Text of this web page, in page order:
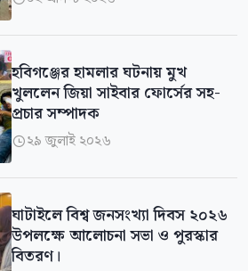
হবিগঞ্জের হামলার ঘটনায় মুখ
খুললেন জিয়া সাইবার ফোর্সের সহ-
প্রচার সম্পাদক
২৯ জুলাই ২০২৬
ঘাটাইলে বিশ্ব জনসংখ্যা দিবস ২০২৬
উপলক্ষে আলোচনা সভা ও পুরস্কার
বিতরণ।